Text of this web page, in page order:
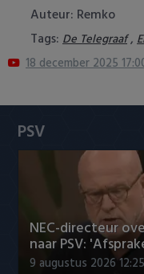
PSV
Roda JC
Sparta
Vitesse
VVV Venlo
Willem II
Auteur: Remko
Tags: De Telegraaf,
18 december 2025
PSV
NEC-directeur
naar PSV:
9 augustus 2026 12:25